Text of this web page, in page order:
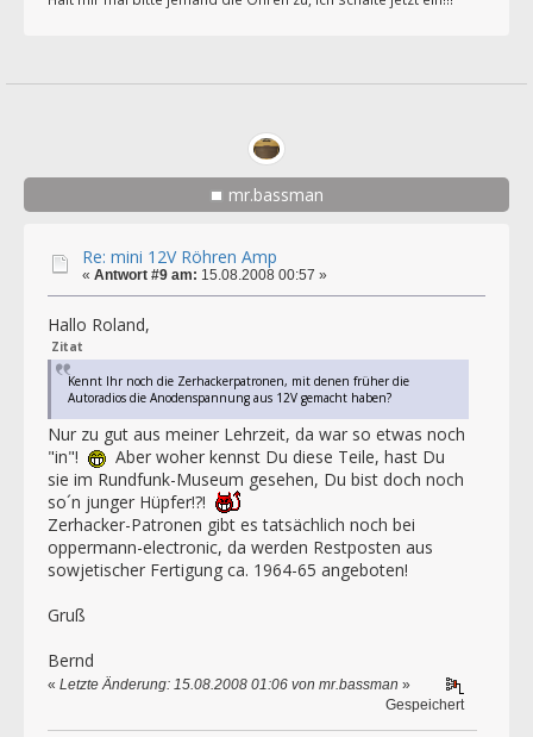
mr.bassman
Re: mini 12V Röhren Amp
« Antwort #9 am: 15.08.2008 00:57 »
Hallo Roland,
Zitat
Kennt Ihr noch die Zerhackerpatronen, mit denen früher die
Autoradios die Anodenspannung aus 12V gemacht haben?
Nur zu gut aus meiner Lehrzeit, da war so etwas noch
"in"!
Aber woher kennst Du diese Teile, hast Du
sie im Rundfunk-Museum gesehen, Du bist doch noch
so´n junger Hüpfer!?!
Zerhacker-Patronen gibt es tatsächlich noch bei
oppermann-electronic, da werden Restposten aus
sowjetischer Fertigung ca. 1964-65 angeboten!
Gruß
Bernd
« Letzte Änderung: 15.08.2008 01:06 von mr.bassman »
Gespeichert